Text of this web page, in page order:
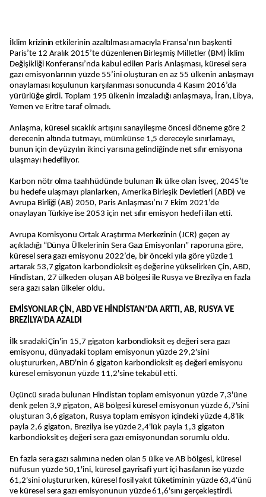
İklim krizinin etkilerinin azaltılması amacıyla Fransa’nın başkenti
Paris’te 12 Aralık 2015’te düzenlenen Birleşmiş Milletler (BM) İklim
Değişikliği Konferansı’nda kabul edilen Paris Anlaşması, küresel sera
gazı emisyonlarının yüzde 55’ini oluşturan en az 55 ülkenin anlaşmayı
onaylaması koşulunun karşılanması sonucunda 4 Kasım 2016’da
yürürlüğe girdi. Toplam 195 ülkenin imzaladığı anlaşmaya, İran, Libya,
Yemen ve Eritre taraf olmadı.
Anlaşma, küresel sıcaklık artışını sanayileşme öncesi döneme göre 2
derecenin altında tutmayı, mümkünse 1,5 dereceyle sınırlamayı,
bunun için de yüzyılın ikinci yarısına gelindiğinde net sıfır emisyona
ulaşmayı hedefliyor.
Karbon nötr olma taahhüdünde bulunan ilk ülke olan İsveç, 2045’te
bu hedefe ulaşmayı planlarken, Amerika Birleşik Devletleri (ABD) ve
Avrupa Birliği (AB) 2050, Paris Anlaşması’nı 7 Ekim 2021’de
onaylayan Türkiye ise 2053 için net sıfır emisyon hedefi ilan etti.
Avrupa Komisyonu Ortak Araştırma Merkezinin (JCR) geçen ay
açıkladığı “Dünya Ülkelerinin Sera Gazı Emisyonları” raporuna göre,
küresel sera gazı emisyonu 2022’de, bir önceki yıla göre yüzde 1
artarak 53,7 gigaton karbondioksit eş değerine yükselirken Çin, ABD,
Hindistan, 27 ülkeden oluşan AB bölgesi ile Rusya ve Brezilya en fazla
sera gazı salan ülkeler oldu.
EMİSYONLAR ÇİN, ABD VE HİNDİSTAN’DA ARTTI, AB, RUSYA VE
BREZİLYA’DA AZALDI
İlk sıradaki Çin'in 15,7 gigaton karbondioksit eş değeri sera gazı
emisyonu, dünyadaki toplam emisyonun yüzde 29,2'sini
oluştururken, ABD'nin 6 gigaton karbondioksit eş değeri emisyonu
küresel emisyonun yüzde 11,2'sine tekabül etti.
Üçüncü sırada bulunan Hindistan toplam emisyonun yüzde 7,3'üne
denk gelen 3,9 gigaton, AB bölgesi küresel emisyonun yüzde 6,7'sini
oluşturan 3,6 gigaton, Rusya toplam emisyon içindeki yüzde 4,8'lik
payla 2,6 gigaton, Brezilya ise yüzde 2,4'lük payla 1,3 gigaton
karbondioksit eş değeri sera gazı emisyonundan sorumlu oldu.
En fazla sera gazı salımına neden olan 5 ülke ve AB bölgesi, küresel
nüfusun yüzde 50,1'ini, küresel gayrisafi yurt içi hasılanın ise yüzde
61,2'sini oluştururken, küresel fosil yakıt tüketiminin yüzde 63,4'ünü
ve küresel sera gazı emisyonunun yüzde 61,6'sını gerçekleştirdi.